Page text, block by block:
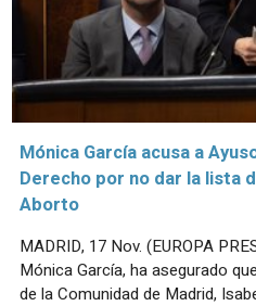
Mónica García acusa a
Derecho por no dar la lista
Aborto
MADRID, 17 Nov. (EUROPA
Mónica García, ha asegurado
de la Comunidad de Madrid,